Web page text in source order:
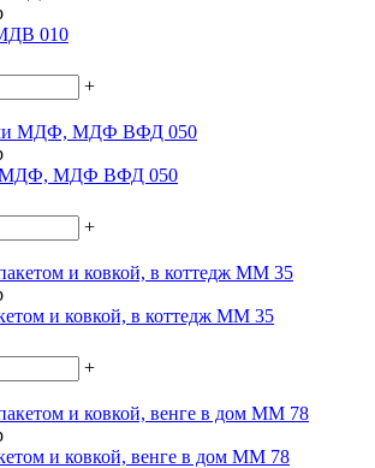
010
+
МДФ, МДФ ВФД 050
+
и ковкой, в коттедж ММ 35
+
и ковкой, венге в дом ММ 78